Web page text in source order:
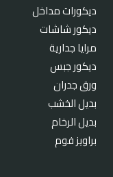
ديكورات مداخل
ديكور شاشات
مرايا جدارية
ديكور جبس
ورق جدران
بديل الخشب
بديل الرخام
براويز فوم